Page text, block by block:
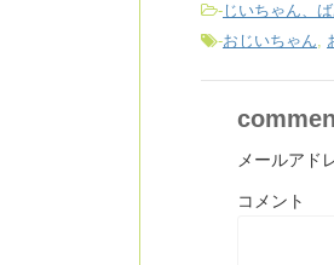
- じいちゃん、
-おじいちゃん,
メールアド
コメント